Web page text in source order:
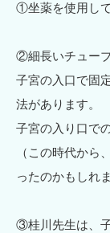
①坐薬を使用し
②細長いチュー
子宮の入口で固
法があります。
子宮の入り口で
（この時代から
ったのかもしれ
③桂川先生は、